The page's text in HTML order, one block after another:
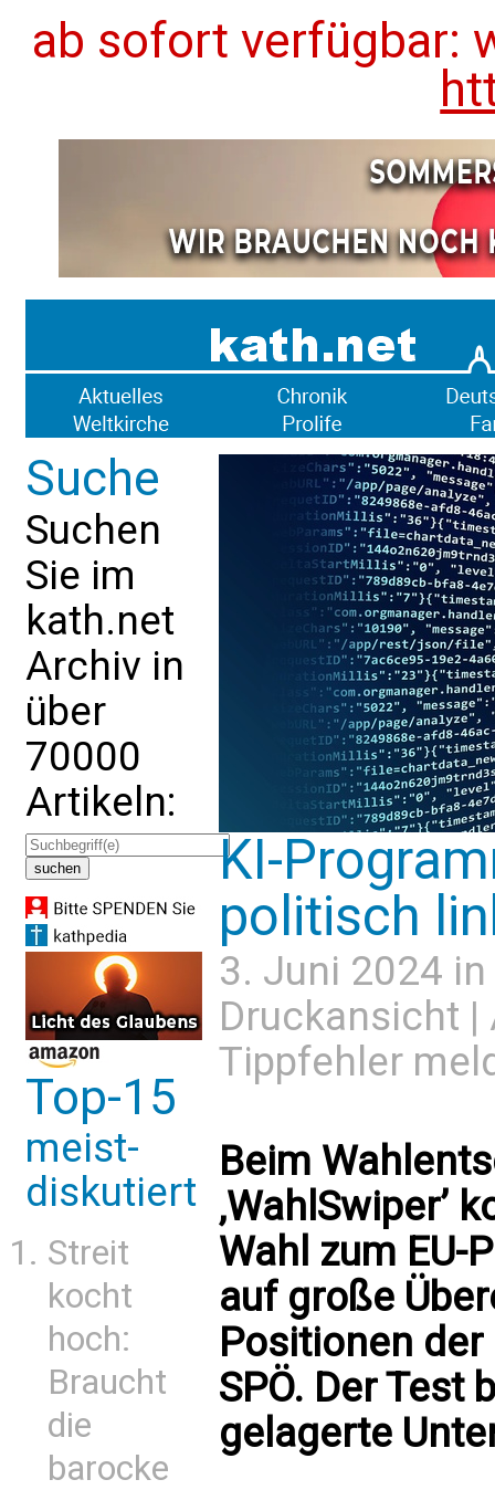
ab sofort verfügbar:
Suche
Suchen
Sie im
kath.net
Archiv in
über
70000
Artikeln:
Top-15
meist-
diskutiert
Streit
kocht
hoch:
Braucht
die
barocke
KI-
politisch
3. Juni 2024 in
Druckansicht |
Tippfehler
Beim
‚WahlSwiper’
Wahl zum EU-
auf große
Positionen der
SPÖ. Der Test
gelagerte